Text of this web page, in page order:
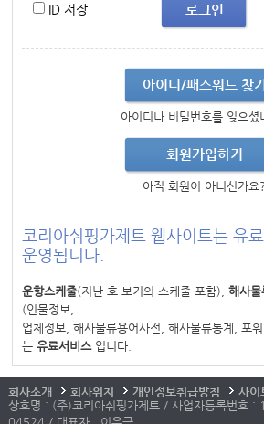
로그인
ID 저장
아이디/패스워드 찾기
아이디나 비밀번호를 잊으셨
회원가입하기
아직 회원이 아니신가요?
코리아쉬핑가제트 웹사이트는 유
운영됩니다.
운항스케줄(지난 호 보기의 스케줄 포함),해사
(인물정보,
업체정보, 해사물류용어사전, 해사물류통계, 포
는유료서비스입니다.
회사소개 회사위치 개인정보취급방침
사이
상호명 : (주)코리아쉬핑가제트 / 사업자등록번호